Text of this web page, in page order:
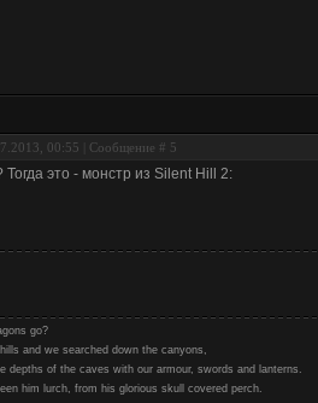
00:55 | Сообщение # 5
это - монстр из Silent Hill 2:
go?
and we searched down the canyons,
depths of the caves with our armour, swords and lanterns.
him lurch, from his glorious skull covered perch.